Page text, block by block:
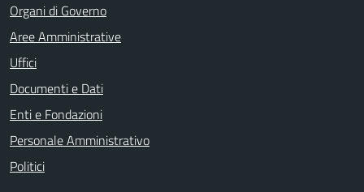
Organi di Governo
Aree Amministrative
Uffici
Documenti e Dati
Enti e Fondazioni
Personale Amministrativo
Politici